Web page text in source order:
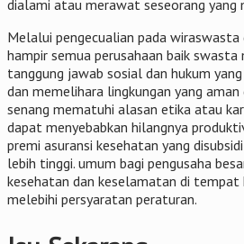
dialami atau merawat seseorang yang
Melalui pengecualian pada wiraswasta
hampir semua perusahaan baik
tanggung jawab sosial dan hukum
dan memelihara lingkungan yang aman
senang mematuhi alasan etika atau
dapat menyebabkan hilangnya
premi asuransi kesehatan yang
lebih tinggi. umum bagi pengusaha
kesehatan dan keselamatan di tempat
melebihi persyaratan peraturan.